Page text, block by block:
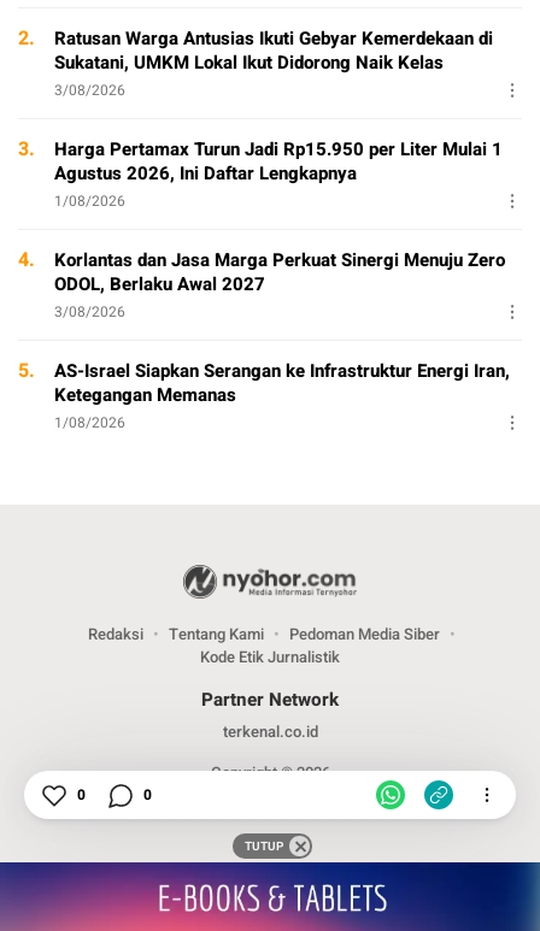
2.
Ratusan Warga Antusias Ikuti Gebyar Kemerdekaan di
Sukatani, UMKM Lokal Ikut Didorong Naik Kelas
3/08/2026
3.
Harga Pertamax Turun Jadi Rp15.950 per Liter Mulai 1
Agustus 2026, Ini Daftar Lengkapnya
1/08/2026
4.
Korlantas dan Jasa Marga Perkuat Sinergi Menuju Zero
ODOL, Berlaku Awal 2027
3/08/2026
5.
AS-Israel Siapkan Serangan ke Infrastruktur Energi Iran,
Ketegangan Memanas
1/08/2026
Redaksi Tentang Kami
Pedoman Media Siber
Kode Etik Jurnalistik
Partner Network
terkenal.co.id
Copyright © 2026
0 0
TUTUP